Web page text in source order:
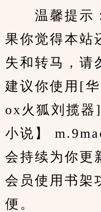
温馨提示：
果你觉得本站
失和转马，请
建议你使用[
ox火狐刘揽器
小说】
会持续为你更
会员使用书架
便。